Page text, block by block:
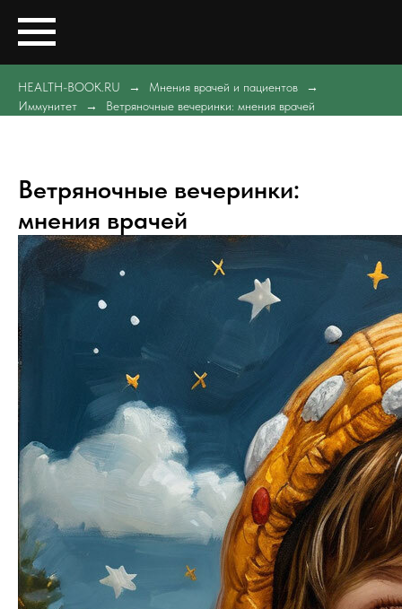
HEALTH-BOOK.RU
Мнения врачей и пациентов
Иммунитет
Ветряночные вечеринки: мнения врачей
Ветряночные вечеринки:
мнения врачей